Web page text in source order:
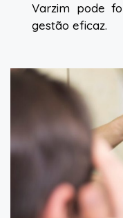
Varzim pode
gestão eficaz.